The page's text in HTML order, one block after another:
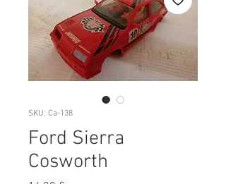
SKU: Ca-138
Ford Sierra
Cosworth